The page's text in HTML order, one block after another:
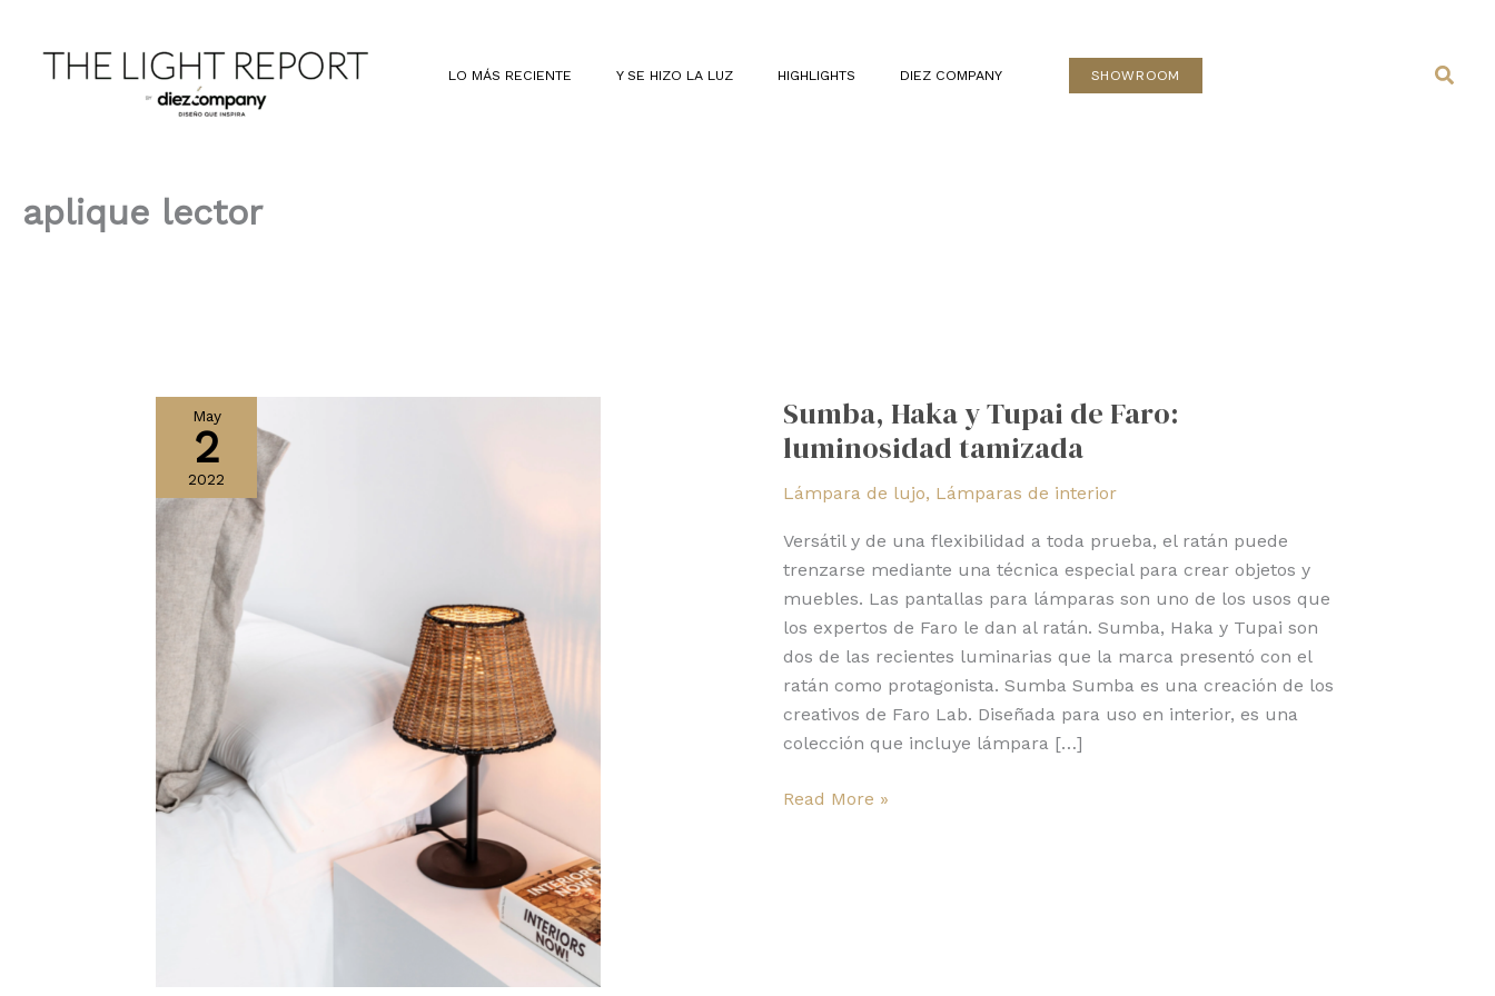
contenido
LO MÁS RECIENTE Y SE HIZO LA LUZ HIGHLIGHTS DIEZ COMPANY SHOWROOM
aplique lector
May
2
2022
Sumba, Haka y Tupai de Faro:
luminosidad tamizada
Lámpara de lujo, Lámparas de interior
Versátil y de una flexibilidad a toda prueba, el ratán puede
trenzarse mediante una técnica especial para crear objetos y
muebles. Las pantallas para lámparas son uno de los usos que
los expertos de Faro le dan al ratán. Sumba, Haka y Tupai son
dos de las recientes luminarias que la marca presentó con el
ratán como protagonista. Sumba Sumba es una creación de los
creativos de Faro Lab. Diseñada para uso en interior, es una
colección que incluye lámpara […]
y
Tupai
Faro:
luminosidad
Read More »